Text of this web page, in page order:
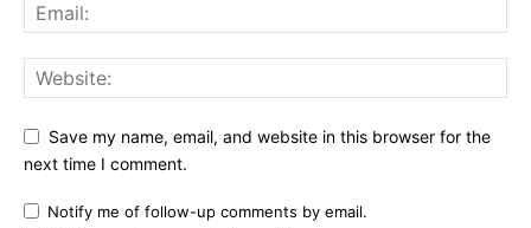
Save my name, email, and website in this browser for the
next time I comment.
Notify me of follow-up comments by email.